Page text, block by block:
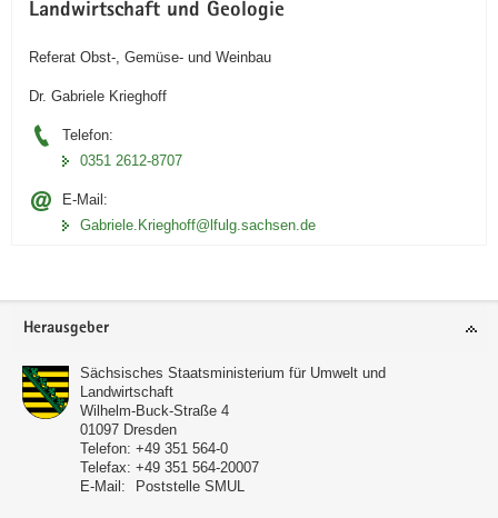
Landwirtschaft und Geologie
Referat Obst-, Gemüse- und Weinbau
Dr. Gabriele Krieghoff
Telefon:
0351 2612-8707
E-Mail:
Gabriele.Krieghoff@lfulg.sachsen.de
Footer-
Herausgeber
Sächsisches Staatsministerium für Umwelt und
Landwirtschaft
Wilhelm-Buck-Straße 4
01097 Dresden
Telefon: +49 351 564-0
Telefax: +49 351 564-20007
E-Mail:
Poststelle SMUL